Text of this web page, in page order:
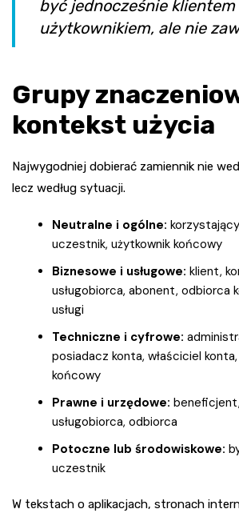
być jednocześnie klientem
użytkownikiem, ale nie
Grupy
kontekst użycia
Najwygodniej dobierać zamiennik nie
lecz według sytuacji.
Neutralne i ogólne:
uczestnik, użytkownik końcowy
Biznesowe i usługowe: klient,
usługobiorca, abonent, odbiorca
usługi
Techniczne i cyfrowe:
posiadacz konta, właściciel
końcowy
Prawne i urzędowe:
usługobiorca, odbiorca
Potoczne lub środowiskowe:
uczestnik
W tekstach o aplikacjach, stronach